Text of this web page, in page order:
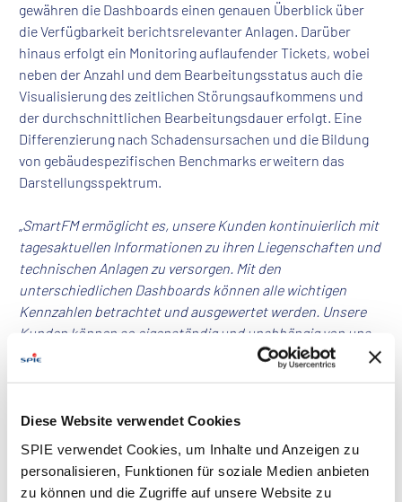
Diese Website verwendet Cookies
SPIE verwendet Cookies, um Inhalte und Anzeigen zu
personalisieren, Funktionen für soziale Medien anbieten
zu können und die Zugriffe auf unsere Website zu
gewähren die Dashboards einen genauen Überblick über
die Verfügbarkeit berichtsrelevanter Anlagen. Darüber
hinaus erfolgt ein Monitoring auflaufender Tickets, wobei
neben der Anzahl und dem Bearbeitungsstatus auch die
Visualisierung des zeitlichen Störungsaufkommens und
der durchschnittlichen Bearbeitungsdauer erfolgt. Eine
Differenzierung nach Schadensursachen und die Bildung
von gebäudespezifischen Benchmarks erweitern das
Darstellungsspektrum.
„SmartFM ermöglicht es, unsere Kunden kontinuierlich mit
tagesaktuellen Informationen zu ihren Liegenschaften und
technischen Anlagen zu versorgen. Mit den
unterschiedlichen Dashboards können alle wichtigen
Kennzahlen betrachtet und ausgewertet werden. Unsere
Kunden können so eigenständig und unabhängig von uns
Analysen vornehmen und Reports erstellen“, erklärt Stefan
einheitliche Datenbasis zur besseren Vergleichbarkeit
einzelner Liegenschaften. Gerade bei Siemens Real Estate
betreuen wir hunderte verschiedene Objekte, die nun mit
Hilfe von SmartFM verglichen und ausgewertet werden